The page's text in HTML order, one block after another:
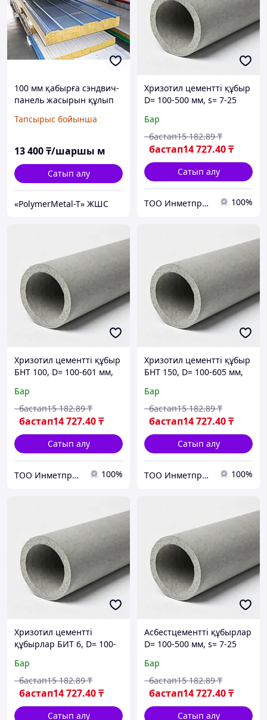
100 мм қабырға сэндвич-
панель жасырын құлып
Тапсырыс бойынша
13 400₸/шаршы м
Сатып алу
«PolymerMetal-T» ЖШС
Хризотил цементті құбыр
D= 100-500 мм, s= 7-25
ВТ9; ВТ6...
Бар
бастап14 727.40₸
бастап15 182.89 ₸
Сатып алу
ТОО Инметпром 100%
Хризотил цементті құбыр
БНТ 100, D= 100-601 мм,
2,95-5 мм, типі: ВТ12; ВТ6;
БНТ...
Бар
бастап14 727.40₸
бастап15 182.89 ₸
Сатып алу
ТОО Инметпром 100%
Хризотил цементті құбыр
БНТ 150, D= 100-605 мм,
2,95-5 мм, типі: ВТ12; ВТ6;
БНТ...
Бар
бастап14 727.40₸
бастап15 182.89 ₸
Сатып алу
ТОО Инметпром 100%
Хризотил цементті
құбырлар БИТ 6, D= 100-
43,12 мм, L= 2,95-5 мм,
түрі: ВТ12; ВТ6; БНТ...
Бар
бастап14 727.40₸
бастап15 182.89 ₸
Сатып алу
Асбестцементті құбырлар
D= 100-500 мм, s= 7-25
ВТ9; ВТ6...
Бар
бастап14 727.40₸
бастап15 182.89 ₸
Сатып алу